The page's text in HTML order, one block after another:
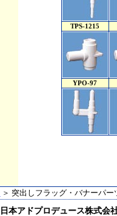
TPS-1215
YPO-97
＞ 突出しフラッグ・バナーパー
日本アドプロデュース株式会